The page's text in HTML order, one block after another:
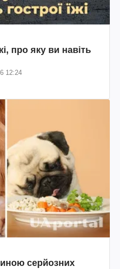
про яку ви навіть
12:24
серйозних